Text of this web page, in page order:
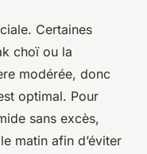
Certaines
choï ou la
modérée, donc
optimal. Pour
sans excès,
matin afin d’éviter